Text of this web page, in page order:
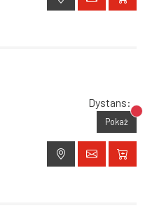
Dystans:
Pokaż